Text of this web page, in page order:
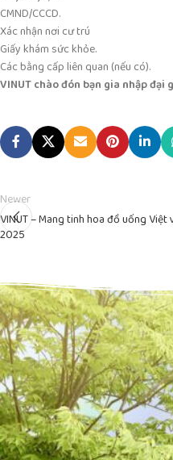
CMND/CCCD.
Xác nhận nơi cư trú
Giấy khám sức khỏe.
Các bằng cấp liên quan (nếu có).
VINUT chào đón bạn gia nhập
Newer
VINUT – Mang tinh hoa đồ uống
2025